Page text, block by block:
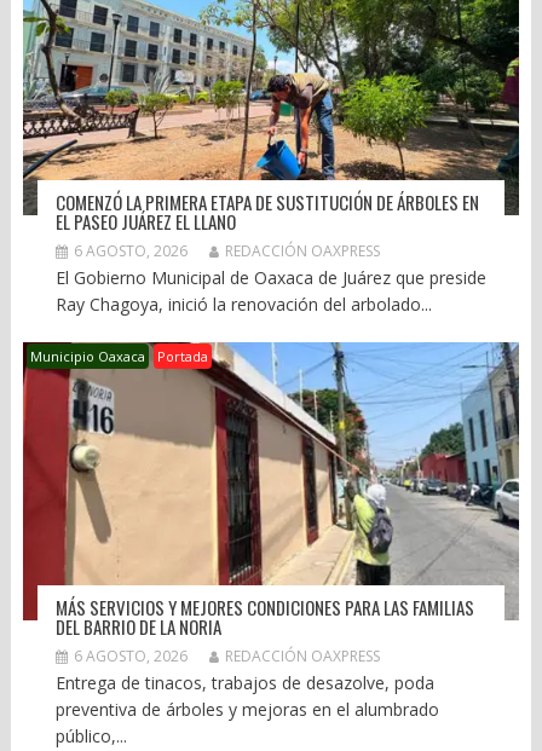
COMENZÓ LA PRIMERA ETAPA DE SUSTITUCIÓN DE ÁRBOLES EN
EL PASEO JUÁREZ EL LLANO
6 AGOSTO, 2026 REDACCIÓN OAXPRESS
El Gobierno Municipal de Oaxaca de Juárez que preside
Ray Chagoya, inició la renovación del arbolado...
Municipio Oaxaca Portada
MÁS SERVICIOS Y MEJORES CONDICIONES PARA LAS FAMILIAS
DEL BARRIO DE LA NORIA
6 AGOSTO, 2026 REDACCIÓN OAXPRESS
Entrega de tinacos, trabajos de desazolve, poda
preventiva de árboles y mejoras en el alumbrado
público,...